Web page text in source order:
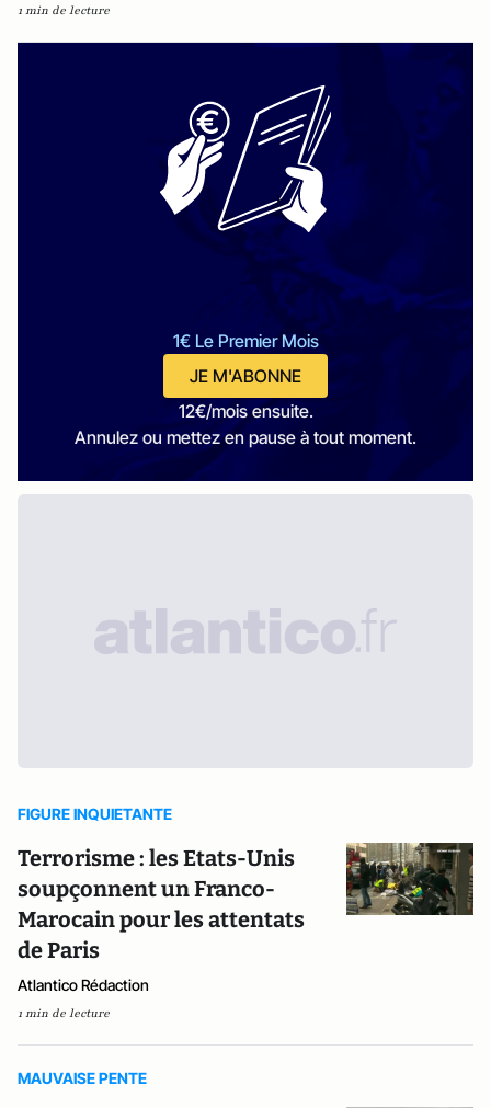
1 min de lecture
1€ Le Premier Mois
JE M'ABONNE
12€/mois ensuite.
Annulez ou mettez en pause à tout moment.
FIGURE INQUIETANTE
Terrorisme : les Etats-Unis
soupçonnent un Franco-
Marocain pour les attentats
de Paris
Atlantico Rédaction
1 min de lecture
MAUVAISE PENTE